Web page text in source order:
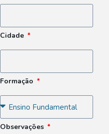
Cidade
Formação
Observações